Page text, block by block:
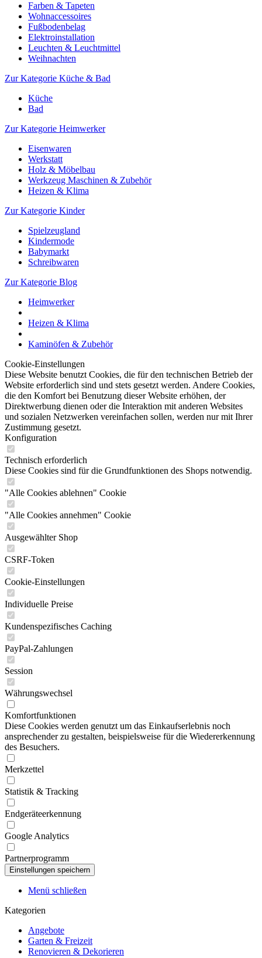
Farben & Tapeten
Wohnaccessoires
Fußbodenbelag
Elektroinstallation
Leuchten & Leuchtmittel
Weihnachten
Zur Kategorie Küche & Bad
Küche
Bad
Zur Kategorie Heimwerker
Eisenwaren
Werkstatt
Holz & Möbelbau
Werkzeug Maschinen & Zubehör
Heizen & Klima
Zur Kategorie Kinder
Spielzeugland
Kindermode
Babymarkt
Schreibwaren
Zur Kategorie Blog
Heimwerker
Heizen & Klima
Kaminöfen & Zubehör
Cookie-Einstellungen
Diese Website benutzt Cookies, die für den technischen Betrieb der
Website erforderlich sind und stets gesetzt werden. Andere Cookies,
die den Komfort bei Benutzung dieser Website erhöhen, der
Direktwerbung dienen oder die Interaktion mit anderen Websites
und sozialen Netzwerken vereinfachen sollen, werden nur mit Ihrer
Zustimmung gesetzt.
Konfiguration
Technisch erforderlich
Diese Cookies sind für die Grundfunktionen des Shops notwendig.
"Alle Cookies ablehnen" Cookie
"Alle Cookies annehmen" Cookie
Ausgewählter Shop
CSRF-Token
Cookie-Einstellungen
Individuelle Preise
Kundenspezifisches Caching
PayPal-Zahlungen
Session
Währungswechsel
Komfortfunktionen
Diese Cookies werden genutzt um das Einkaufserlebnis noch
ansprechender zu gestalten, beispielsweise für die Wiedererkennung
des Besuchers.
Merkzettel
Statistik & Tracking
Endgeräteerkennung
Google Analytics
Partnerprogramm
Menü schließen
Kategorien
Angebote
Garten & Freizeit
Renovieren & Dekorieren